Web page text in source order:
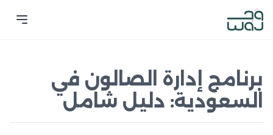
برنامج إدارة الصالون في
السعودية: دليل شامل